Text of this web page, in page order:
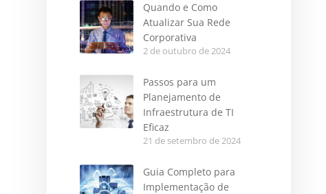
Quando e Como
Atualizar Sua Rede
Corporativa
2 de outubro de 2024
Passos para um
Planejamento de
Infraestrutura de TI
Eficaz
21 de setembro de 2024
Guia Completo para
Implementação de